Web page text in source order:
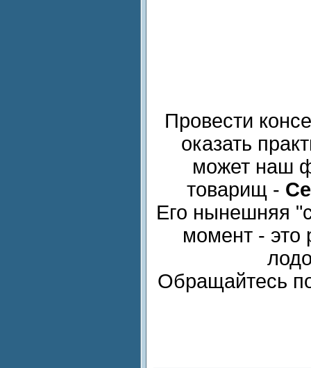
Провести
оказать
может наш
товарищ -
Его нынешняя
момент - это
Обращайтесь